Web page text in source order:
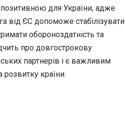
для України, адже
від ЄС допоможе стабілізувати
обороноздатність та
про довгострокову
партнерів і є важливим
країни.